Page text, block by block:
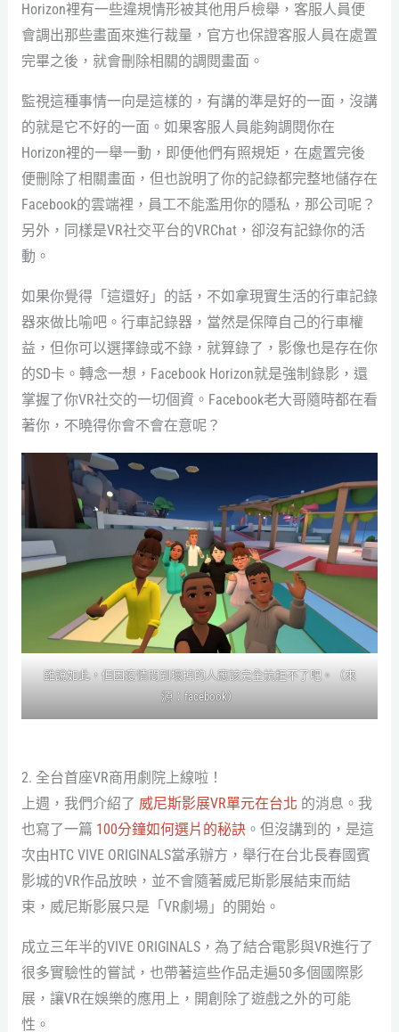
Horizon裡有一些違規情形被其他用戶檢舉，客服人員便
會調出那些畫面來進行裁量，官方也保證客服人員在處置
完畢之後，就會刪除相關的調閱畫面。
監視這種事情一向是這樣的，有講的準是好的一面，沒講
的就是它不好的一面。如果客服人員能夠調閱你在
Horizon裡的一舉一動，即便他們有照規矩，在處置完後
便刪除了相關畫面，但也說明了你的記錄都完整地儲存在
Facebook的雲端裡，員工不能濫用你的隱私，那公司呢？
另外，同樣是VR社交平台的VRChat，卻沒有記錄你的活
動。
如果你覺得「這還好」的話，不如拿現實生活的行車記錄
器來做比喻吧。行車記錄器，當然是保障自己的行車權
益，但你可以選擇錄或不錄，就算錄了，影像也是存在你
的SD卡。轉念一想，Facebook Horizon就是強制錄影，還
掌握了你VR社交的一切個資。Facebook老大哥隨時都在看
著你，不曉得你會不會在意呢？
雖說如此，但因疫情悶到壞掉的人應該完全抗拒不了吧。（來
源：facebook）
2. 全台首座VR商用劇院上線啦！
上週，我們介紹了 威尼斯影展VR單元在台北 的消息。我
也寫了一篇 100分鐘如何選片的秘訣。但沒講到的，是這
次由HTC VIVE ORIGINALS當承辦方，舉行在台北長春國賓
影城的VR作品放映，並不會隨著威尼斯影展結束而結
束，威尼斯影展只是「VR劇場」的開始。
成立三年半的VIVE ORIGINALS，為了結合電影與VR進行了
很多實驗性的嘗試，也帶著這些作品走遍50多個國際影
展，讓VR在娛樂的應用上，開創除了遊戲之外的可能
性。